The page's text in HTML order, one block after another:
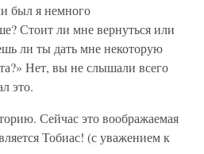
был я немного
Стоит ли мне вернуться или
ли ты дать мне некоторую
Нет, вы не слышали всего
это.
Сейчас это воображаемая
Тобиас! (с уважением к